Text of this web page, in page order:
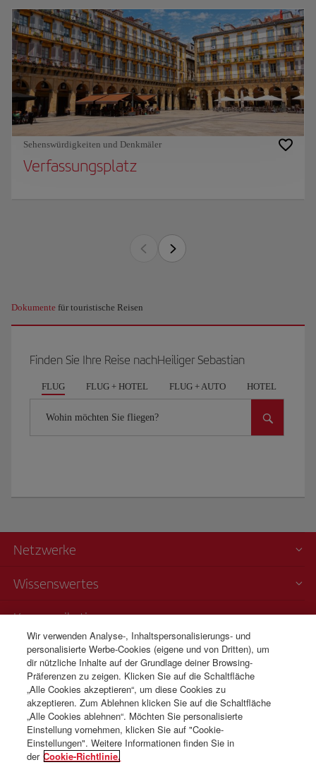
Sehenswürdigkeiten und Denkmäler
Verfassungsplatz
Dokumente für touristische Reisen
Finden Sie Ihre Reise nachHeiliger Sebastian
FLUG FLUG + HOTEL FLUG + AUTO HOTEL
Wohin möchten Sie fliegen?
Netzwerke
Wissenswertes
Kommunikation
Transparenz
Telefonverkauf
+41 0 43 210 11 19
Montag bis Sonntag 09:00 - 20:00 Uhr (Deutsch und Französisch).
Montag bis Sonntag 00:00 - 24:00 Uhr (Englisch und Spanisch).
Wir verwenden Analyse-, Inhaltspersonalisierungs- und
personalisierte Werbe-Cookies (eigene und von Dritten), um
dir nützliche Inhalte auf der Grundlage deiner Browsing-
Präferenzen zu zeigen. Klicken Sie auf die Schaltfläche
„Alle Cookies akzeptieren“, um diese Cookies zu
akzeptieren. Zum Ablehnen klicken Sie auf die Schaltfläche
„Alle Cookies ablehnen“. Möchten Sie personalisierte
Einstellung vornehmen, klicken Sie auf "Cookie-
Einstellungen". Weitere Informationen finden Sie in
der Cookie-Richtlinie.